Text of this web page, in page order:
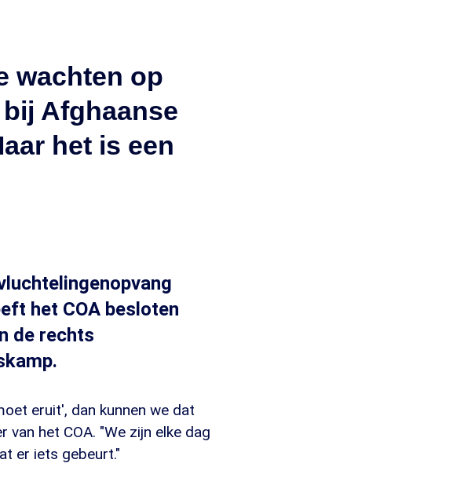
wachten op
Afghaanse
het is een
het COA besloten
de rechts
eruit', dan kunnen we dat
het COA. "We zijn elke dag
er iets gebeurt."